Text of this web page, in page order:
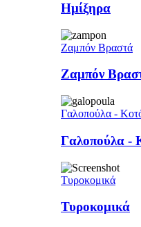
Ημίξηρα
Ζαμπόν Βραστά
Ζαμπόν
Γαλοπούλα -
Γαλοπούλα -
Τυροκομικά
Τυροκομικά